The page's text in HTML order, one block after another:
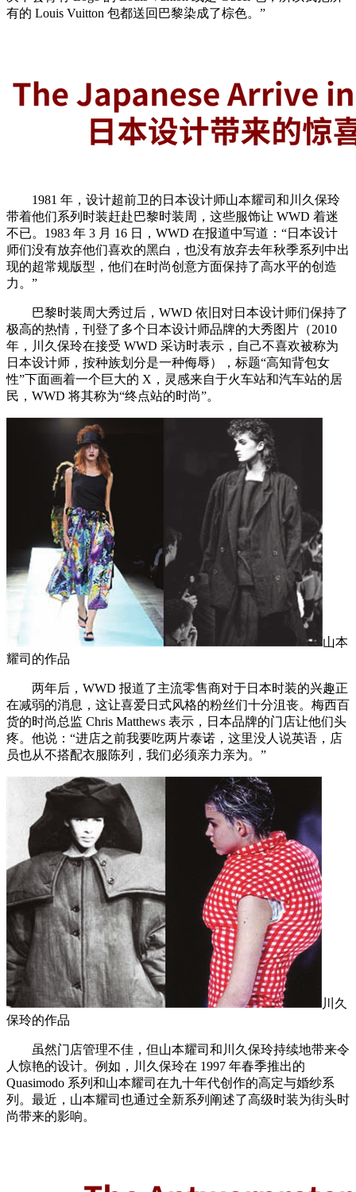
有的 Louis Vuitton 包都送回巴黎染成了棕色。”
1981 年，设计超前卫的日本设计师山本耀司和川久保玲
带着他们系列时装赶赴巴黎时装周，这些服饰让 WWD 着迷
不已。1983 年 3 月 16 日，WWD 在报道中写道：“日本设计
师们没有放弃他们喜欢的黑白，也没有放弃去年秋季系列中出
现的超常规版型，他们在时尚创意方面保持了高水平的创造
力。”
巴黎时装周大秀过后，WWD 依旧对日本设计师们保持了
极高的热情，刊登了多个日本设计师品牌的大秀图片（2010
年，川久保玲在接受 WWD 采访时表示，自己不喜欢被称为
日本设计师，按种族划分是一种侮辱），标题“高知背包女
性”下面画着一个巨大的 X，灵感来自于火车站和汽车站的居
民，WWD 将其称为“终点站的时尚”。
山本
耀司的作品
两年后，WWD 报道了主流零售商对于日本时装的兴趣正
在减弱的消息，这让喜爱日式风格的粉丝们十分沮丧。梅西百
货的时尚总监 Chris Matthews 表示，日本品牌的门店让他们头
疼。他说：“进店之前我要吃两片泰诺，这里没人说英语，店
员也从不搭配衣服陈列，我们必须亲力亲为。”
川久
保玲的作品
虽然门店管理不佳，但山本耀司和川久保玲持续地带来令
人惊艳的设计。例如，川久保玲在 1997 年春季推出的
Quasimodo 系列和山本耀司在九十年代创作的高定与婚纱系
列。最近，山本耀司也通过全新系列阐述了高级时装为街头时
尚带来的影响。